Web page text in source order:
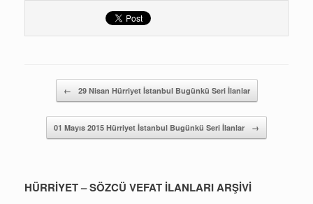
← 29 Nisan Hürriyet İstanbul Bugünkü Seri İlanlar
01 Mayıs 2015 Hürriyet İstanbul Bugünkü Seri İlanlar →
HÜRRİYET – SÖZCÜ VEFAT İLANLARI ARŞİVİ